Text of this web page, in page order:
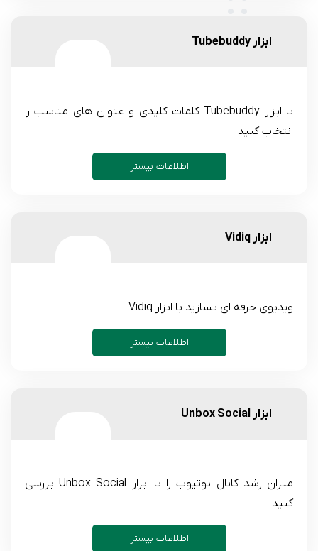
ابزار Tubebuddy
با ابزار Tubebuddy کلمات کلیدی و عنوان های مناسب را
انتخاب کنید
اطلاعات بیشتر
ابزار Vidiq
ویدیوی حرفه ای بسازید با ابزار Vidiq
اطلاعات بیشتر
ابزار Unbox Social
میزان رشد کانال یوتیوب را با ابزار Unbox Social بررسی
کنید
اطلاعات بیشتر